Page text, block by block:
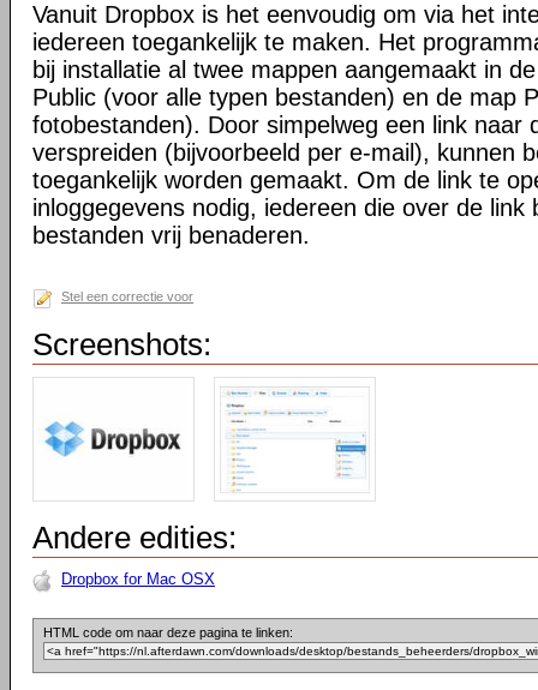
Vanuit Dropbox is het eenvoudig om via het
iedereen toegankelijk te maken. Het
bij installatie al twee mappen aangemaakt in
Public (voor alle typen bestanden) en de map
fotobestanden). Door simpelweg een link naar
verspreiden (bijvoorbeeld per e-mail), kunnen
toegankelijk worden gemaakt. Om de link te
inloggegevens nodig, iedereen die over de link
bestanden vrij benaderen.
Stel een correctie voor
Screenshots:
Andere edities:
Dropbox for Mac OSX
HTML code om naar deze pagina te linken: